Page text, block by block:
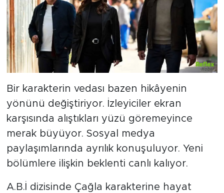
Bir karakterin vedası bazen hikâyenin
yönünü değiştiriyor. İzleyiciler ekran
karşısında alıştıkları yüzü göremeyince
merak büyüyor. Sosyal medya
paylaşımlarında ayrılık konuşuluyor. Yeni
bölümlere ilişkin beklenti canlı kalıyor.
A.B.İ dizisinde Çağla karakterine hayat